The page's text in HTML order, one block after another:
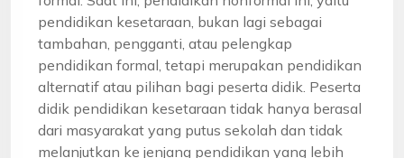
pendidikan kesetaraan, bukan lagi sebagai
tambahan, pengganti, atau pelengkap
pendidikan formal, tetapi merupakan pendidikan
alternatif atau pilihan bagi peserta didik. Peserta
didik pendidikan kesetaraan tidak hanya berasal
dari masyarakat yang putus sekolah dan tidak
melanjutkan ke jenjang pendidikan yang lebih